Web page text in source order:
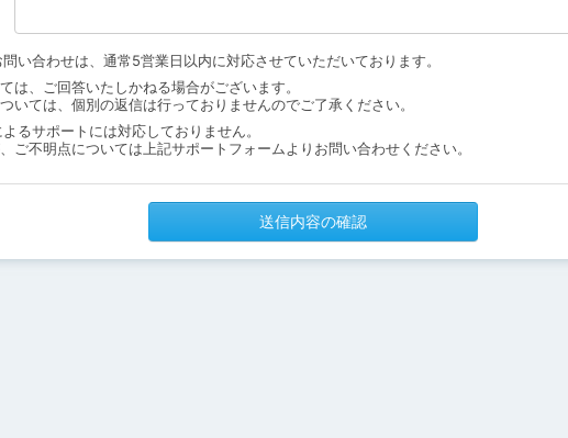
い合わせは、通常5営業日以内に対応させていただいております。
は、ご回答いたしかねる場合がございます。
いては、個別の返信は行っておりませんのでご了承ください。
るサポートには対応しておりません。
ご不明点については上記サポートフォームよりお問い合わせください。
送信内容の確認